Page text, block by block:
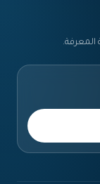
المعرفة.